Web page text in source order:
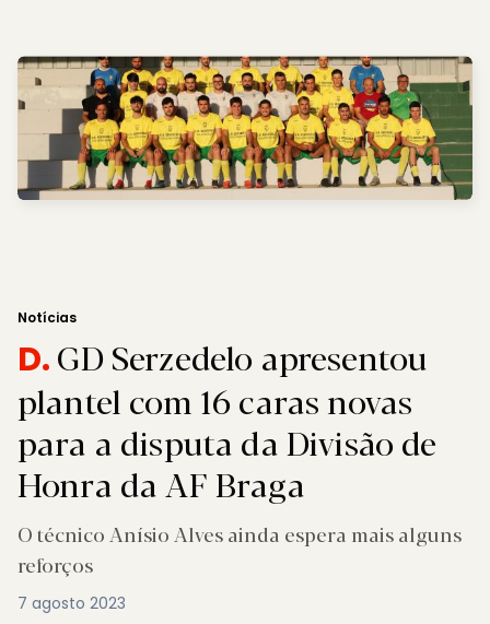
Notícias
D.GD Serzedelo apresentou
plantel com 16 caras novas
para a disputa da Divisão de
Honra da AF Braga
O técnico Anísio Alves ainda espera mais alguns
reforços
7 agosto 2023